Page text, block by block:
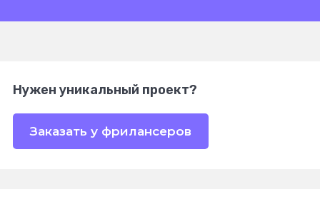
Нужен уникальный проект?
Заказать у фрилансеров